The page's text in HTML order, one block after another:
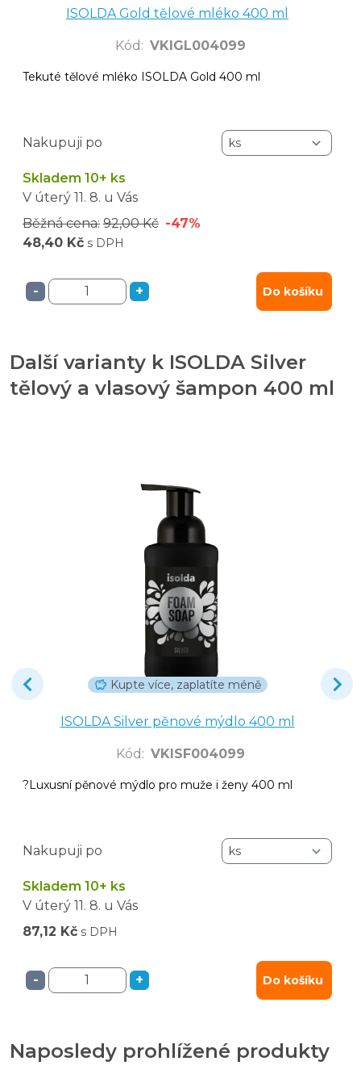
ISOLDA Gold tělové mléko 400 ml
Kód : VKIGL004099
Tekuté tělové mléko ISOLDA Gold 400 ml
Nakupuji po
Skladem 10+ ks
V úterý 11. 8. u Vás
Běžná cena: 92,00 Kč -47%
48,40 Kč s DPH
- + Do košíku
Další varianty k ISOLDA Silver
tělový a vlasový šampon 400 ml
Kupte více, zaplatíte méně
ISOLDA Silver pěnové mýdlo 400 ml
Kód : VKISF004099
?Luxusní pěnové mýdlo pro muže i ženy 400 ml
Nakupuji po
Skladem 10+ ks
V úterý 11. 8. u Vás
87,12 Kč s DPH
- + Do košíku
Naposledy prohlížené produkty